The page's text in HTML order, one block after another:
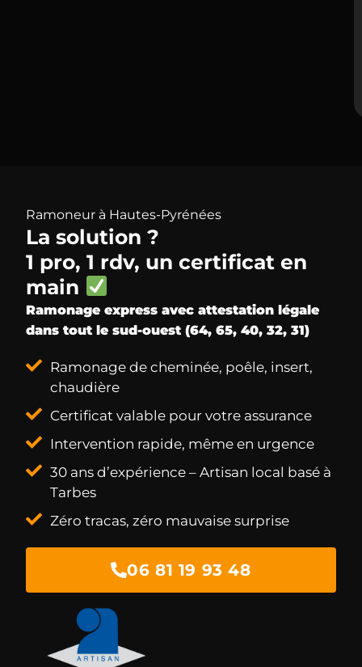
Ramoneur à Hautes-Pyrénées
La solution ?
1 pro, 1 rdv, un certificat en
main
Ramonage express avec attestation légale
dans tout le sud-ouest (64, 65, 40, 32, 31)
Ramonage de cheminée, poêle, insert,
chaudière
Certificat valable pour votre assurance
Intervention rapide, même en urgence
30 ans d’expérience – Artisan local basé à
Tarbes
Zéro tracas, zéro mauvaise surprise
06 81 19 93 48